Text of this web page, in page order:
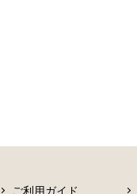
ご利用ガイド